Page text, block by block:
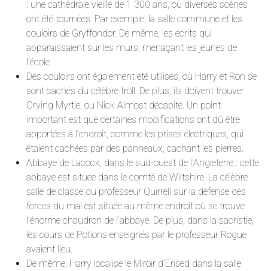
: une cathédrale vieille de 1 300 ans, où diverses scènes
ont été tournées. Par exemple, la salle commune et les
couloirs de Gryffondor. De même, les écrits qui
apparaissaient sur les murs, menaçant les jeunes de
l’école.
Des couloirs ont également été utilisés, où Harry et Ron se
sont cachés du célèbre troll. De plus, ils doivent trouver
Crying Myrtle, ou Nick Almost décapité. Un point
important est que certaines modifications ont dû être
apportées à l’endroit, comme les prises électriques, qui
étaient cachées par des panneaux, cachant les pierres.
Abbaye de Lacock, dans le sud-ouest de l’Angleterre : cette
abbaye est située dans le comté de Wiltshire. La célèbre
salle de classe du professeur Quirrell sur la défense des
forces du mal est située au même endroit où se trouve
l’énorme chaudron de l’abbaye. De plus, dans la sacristie,
les cours de Potions enseignés par le professeur Rogue
avaient lieu.
De même, Harry localise le Miroir d’Erised dans la salle